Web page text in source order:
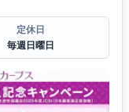
定休日
毎週日曜日